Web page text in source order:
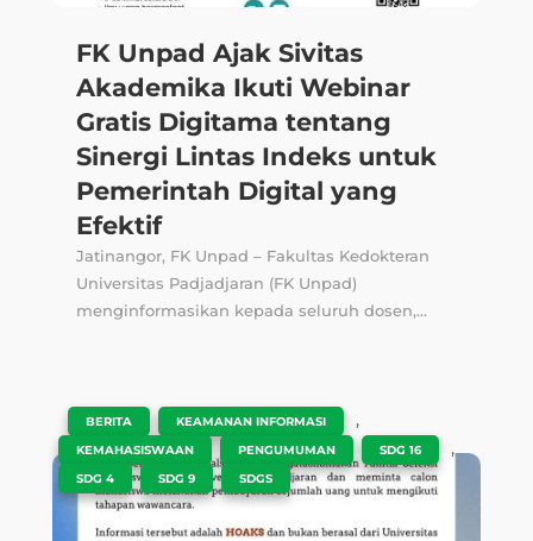
FK Unpad Ajak Sivitas
Akademika Ikuti Webinar
Gratis Digitama tentang
Sinergi Lintas Indeks untuk
Pemerintah Digital yang
Efektif
Jatinangor, FK Unpad – Fakultas Kedokteran
Universitas Padjadjaran (FK Unpad)
menginformasikan kepada seluruh dosen,...
BERITA KEAMANAN INFORMASI ,
KEMAHASISWAAN PENGUMUMAN SDG 16 ,
SDG 4 SDG 9 SDGS